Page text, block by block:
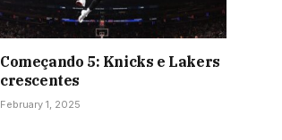
Começando 5: Knicks e Lakers
crescentes
February 1, 2025